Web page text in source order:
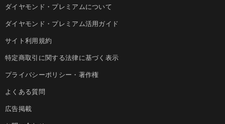
ダイヤモンド・プレミアムについて
ダイヤモンド・プレミアム活用ガイド
サイト利用規約
特定商取引に関する法律に基づく表示
プライバシーポリシー・著作権
よくある質問
広告掲載